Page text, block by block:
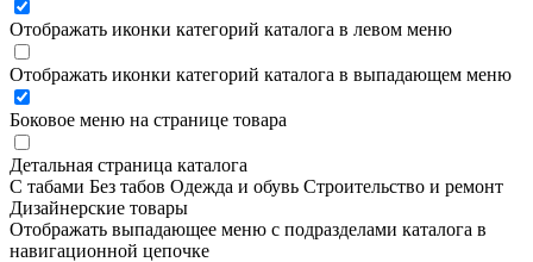
Отображать иконки категорий каталога в левом меню
Отображать иконки категорий каталога в выпадающем меню
Боковое меню на странице товара
Детальная страница каталога
С табами Без табов Одежда и обувь Строительство и ремонт
Дизайнерские товары
Отображать выпадающее меню с подразделами каталога в
навигационной цепочке